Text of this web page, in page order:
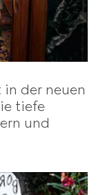
der neuen
tiefe
und